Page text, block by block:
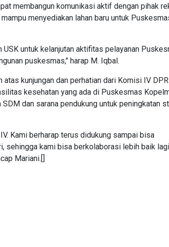
membangun komunikasi aktif dengan pihak
menyediakan lahan baru untuk
untuk kelanjutan aktifitas pelayanan
puskesmas," harap M. Iqbal.
kunjungan dan perhatian dari Komisi IV
kesehatan yang ada di Puskesmas
dan sarana pendukung untuk peningkatan
Kami berharap terus didukung sampai bisa
sehingga kami bisa berkolaborasi lebih baik
Mariani.[]